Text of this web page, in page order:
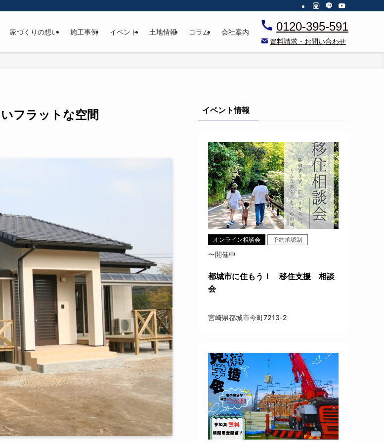
家づくりの想い 施工事例 イベント 土地情報 コラム 会社案内 0120-395-591
資料請求・お問い合わせ
フラットな空間 イベント情報
オンライン相談会 予約承認制
〜開催中
都城市に住もう！ 移住支援 相談
会
宮崎県都城市今町7213‐2